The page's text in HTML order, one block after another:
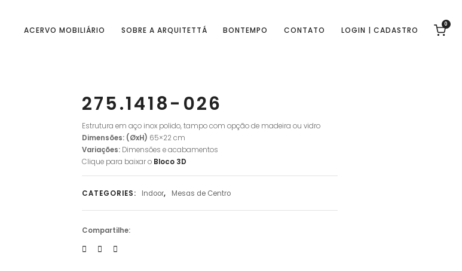
ACERVO MOBILIÁRIO SOBRE A ARQUITETTÁ BONTEMPO CONTATO LOGIN | CADASTRO
0
275.1418-026
Estrutura em aço inox polido, tampo com opção de madeira ou vidro
Dimensões: (ØxH) 65×22 cm
Variações: Dimensões e acabamentos
Clique para baixar o Bloco 3D
CATEGORIES: Indoor, Mesas de Centro
Compartilhe: